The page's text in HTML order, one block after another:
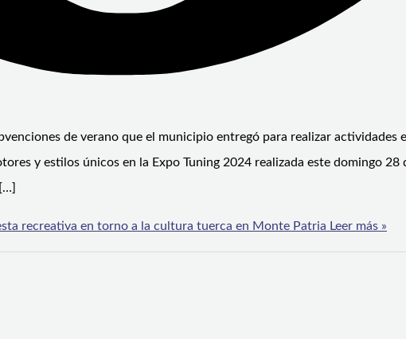
de verano que el municipio entregó para realizar actividades
y estilos únicos en la Expo Tuning 2024 realizada este domingo 28
recreativa en torno a la cultura tuerca en Monte Patria Leer más »